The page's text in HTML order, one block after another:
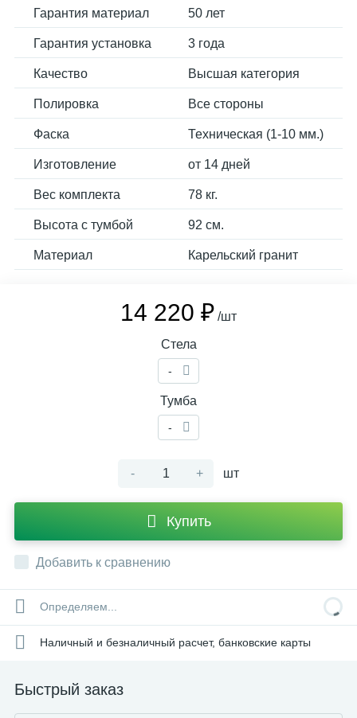
Гарантия материал 50 лет
Гарантия установка 3 года
Качество Высшая категория
Полировка Все стороны
Фаска Техническая (1-10 мм.)
Изготовление от 14 дней
Вес комплекта 78 кг.
Высота с тумбой 92 см.
Материал Карельский гранит
14 220 ₽ /шт
Стела
-
Тумба
-
- + шт
Купить
Добавить к сравнению
Определяем...
Наличный и безналичный расчет, банковские карты
Быстрый заказ